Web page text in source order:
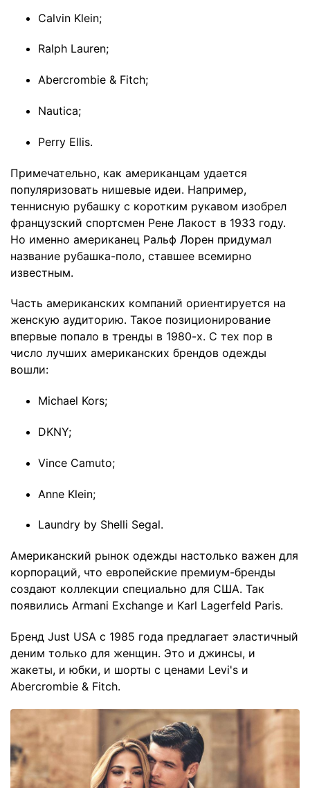
Calvin Klein;
Ralph Lauren;
Abercrombie & Fitch;
Nautica;
Perry Ellis.
Примечательно, как американцам удается
популяризовать нишевые идеи. Например,
теннисную рубашку с коротким рукавом изобрел
французский спортсмен Рене Лакост в 1933 году.
Но именно американец Ральф Лорен придумал
название рубашка-поло, ставшее всемирно
известным.
Часть американских компаний ориентируется на
женскую аудиторию. Такое позиционирование
впервые попало в тренды в 1980-х. С тех пор в
число лучших американских брендов одежды
вошли:
Michael Kors;
DKNY;
Vince Camuto;
Anne Klein;
Laundry by Shelli Segal.
Американский рынок одежды настолько важен для
корпораций, что европейские премиум-бренды
создают коллекции специально для США. Так
появились Armani Exchange и Karl Lagerfeld Paris.
Бренд Just USA с 1985 года предлагает эластичный
деним только для женщин. Это и джинсы, и
жакеты, и юбки, и шорты с ценами Levi's и
Abercrombie & Fitch.